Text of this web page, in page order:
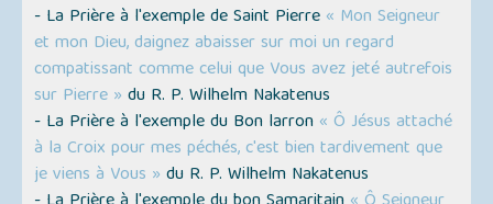
- La Prière à l'exemple de Saint Pierre « Mon Seigneur
et mon Dieu, daignez abaisser sur moi un regard
compatissant comme celui que Vous avez jeté autrefois
sur Pierre » du R. P. Wilhelm Nakatenus
- La Prière à l'exemple du Bon larron « Ô Jésus attaché
à la Croix pour mes péchés, c'est bien tardivement que
je viens à Vous » du R. P. Wilhelm Nakatenus